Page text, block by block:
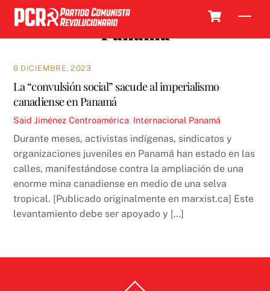
Skip
content
Panamá
6 DICIEMBRE, 2023
La “convulsión social” sacude al imperialismo
canadiense en Panamá
Said Jiménez Centroamérica Internacional Panamá
Durante meses, activistas indígenas, sindicatos y
organizaciones juveniles en Panamá han estado en las
calles, manifestándose contra la ampliación de una
enorme mina canadiense en medio de una selva
tropical. [Publicado originalmente en marxist.ca] Este
levantamiento debe ser apoyado y […]